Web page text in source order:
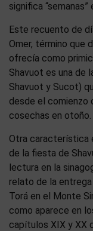
significa “semanas”
Este recuento de
Omer, término que
ofrecía como
Shavuot es una de
Shavuot y Sucot)
desde el comienzo
cosechas en otoño.
Otra característica
de la fiesta de
lectura en la
relato de la
Torá en el Monte
como aparece en
capítulos XIX y XX